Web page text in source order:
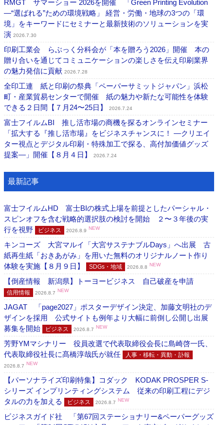
RMGT サマーショー 2026を開催 「Green Printing Evolution
―“選ばれる”ための環境戦略」 経営・労働・地球の3つの「環
境」をキーワードにセミナーと最新技術のソリューションを実
演 2026.7.30
印刷工業会 らぶっく分科会が「本を贈ろう2026」開催 本の
贈り合いを通じてコミュニケーションの楽しさを伝え印刷業界
の魅力発信に貢献 2026.7.28
全印工連 紙と印刷の祭典「ペーパーサミットジャパン」浜松
町・産業貿易センターで開催 紙の魅力や新たな可能性を体験
できる２日間【７月24〜25日】
2026.7.24
富士フイルムBI 推し活市場の商機を探るオンラインセミナー
「拡大する『推し活市場』をビジネスチャンスに！ ―クリエイ
ター視点とデジタル印刷・特殊加工で探る、高付加価値グッズ
提案―」開催【８月４日】
2026.7.24
最新記事
富士フイルムHD 富士BIの株式上場を前提としたパーシャル・
スピンオフを含む戦略的選択肢の検討を開始 ２〜３年後の実
行を視野
ビジネス 2026.8.9 NEW
キンコーズ 大宮マルイ「大宮サステナブルDays」へ出展 古
紙再生紙「おきあがみ」を用いた無料のオリジナルノート作り
体験を実施【８月９日】
SDGs・地域 2026.8.8 NEW
【倒産情報 新潟県】トーヨービジネス 自己破産を申請
信用情報 2026.8.7 NEW
JAGAT 「page2027」ポスターデザイン決定、加藤文明社のデ
ザインを採用 公式サイトも例年より大幅に前倒し公開し出展
募集を開始
ビジネス 2026.8.7 NEW
芳野YMマシナリー 役員改選で代表取締役会長に島崎啓一氏、
代表取締役社長に髙橋淳哉氏が就任
人事・移転・異動・訃報
2026.8.7 NEW
【パーソナライズ印刷特集】コダック KODAK PROSPER S-
シリーズ インプリンティングシステム 従来の印刷工程にデジ
タルの力を加える
ビジネス 2026.8.7 NEW
ビジネスガイド社 「第67回ステーショナリー&ペーパーグッズ